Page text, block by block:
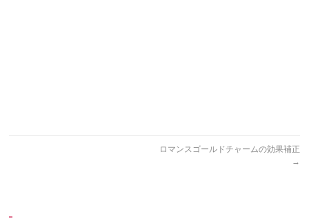
ロマンスゴールドチャームの効果補正
→